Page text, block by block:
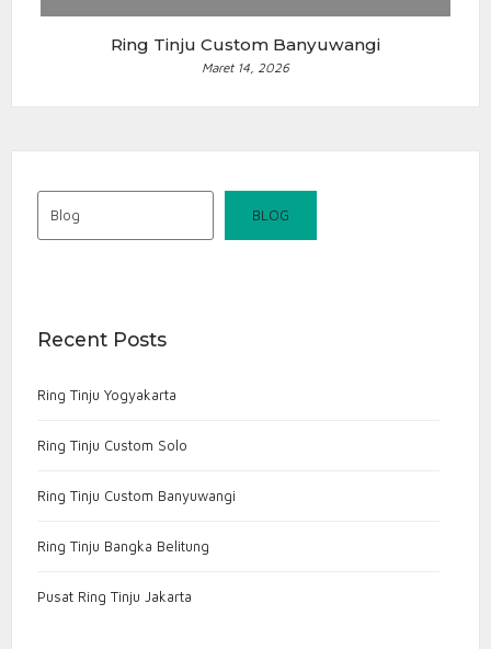
Ring Tinju Custom Banyuwangi
Maret 14, 2026
BLOG
Recent Posts
Ring Tinju Yogyakarta
Ring Tinju Custom Solo
Ring Tinju Custom Banyuwangi
Ring Tinju Bangka Belitung
Pusat Ring Tinju Jakarta